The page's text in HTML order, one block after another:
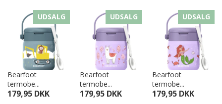
UDSALG
Bearfoot
termobe...
179,95 DKK
UDSALG
Bearfoot
termobe...
179,95 DKK
UDSALG
Bearfoot
termobe...
179,95 DKK